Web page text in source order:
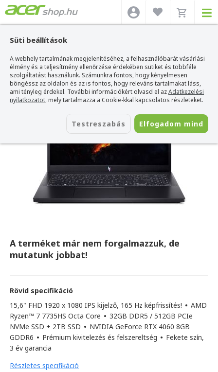
Süti beállítások
A webhely tartalmának megjelenítéséhez, a felhasználóbarát vásárlási
élmény és a teljesítmény ellenőrzése érdekében sütiket és többféle
szolgáltatást használunk. Számunkra fontos, hogy kényelmesen
böngéssz az oldalon és az is fontos, hogy releváns tartalmakat láss,
ami tényleg érdekel. További információkért olvasd el azAdatkezelési
nyilatkozatot, mely tartalmazza a Cookie-kkal kapcsolatos részleteket.
Testreszabás Elfogadom mind
Acer webshop>Acer laptop>Nitro>Acer Nitro V - ANV15-41-R6U5
Acer Nitro V - ANV15-41-R6U5
Azonosító: NH.QSFEU.006_SSD2T_MEM32
A terméket már nem forgalmazzuk, de
mutatunk jobbat!
Rövid specifikáció
15,6" FHD 1920 x 1080 IPS kijelző, 165 Hz képfrissítés! • AMD
Ryzen™ 7 7735HS Octa Core • 32GB DDR5 / 512GB PCIe
NVMe SSD + 2TB SSD • NVIDIA GeForce RTX 4060 8GB
GDDR6 • Prémium kivitelezés és felszereltség • Fekete szín,
3 év garancia
Részletes specifikáció